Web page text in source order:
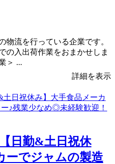
物流を行っている企業です。
の入出荷作業をおまかせしま
＞ ...
詳細を表示
【日勤&土日祝休
ーでジャムの製造